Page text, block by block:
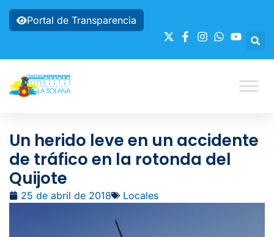
Portal de Transparencia
Un herido leve en un accidente
de tráfico en la rotonda del
Quijote
25 de abril de 2018 Locales